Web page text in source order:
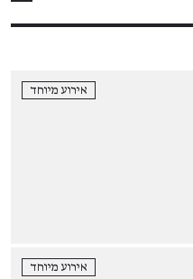
אירוע מיוחד
אירוע מיוחד